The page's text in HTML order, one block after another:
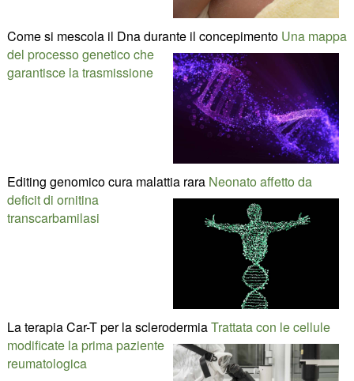
Come si mescola il Dna durante il concepimento Una mappa
del processo genetico che
garantisce la trasmissione
Editing genomico cura malattia rara Neonato affetto da
deficit di ornitina
transcarbamilasi
La terapia Car-T per la sclerodermiaTrattata con le cellule
modificate la prima paziente
reumatologica